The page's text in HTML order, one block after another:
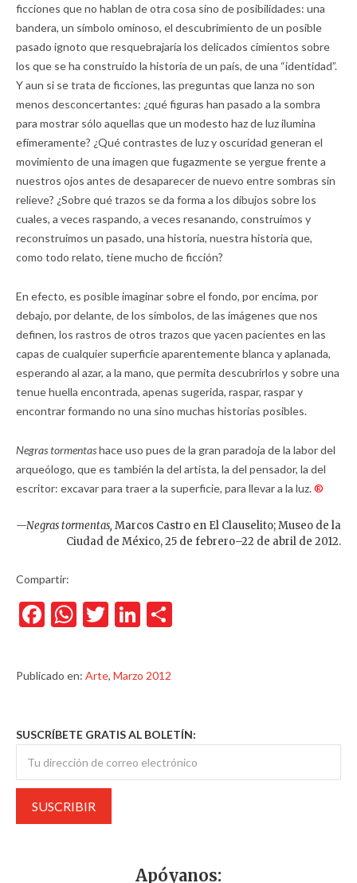
ficciones que no hablan de otra cosa sino de posibilidades: una
bandera, un símbolo ominoso, el descubrimiento de un posible
pasado ignoto que resquebrajaría los delicados cimientos sobre
los que se ha construido la historia de un país, de una “identidad”.
Y aun si se trata de ficciones, las preguntas que lanza no son
menos desconcertantes: ¿qué figuras han pasado a la sombra
para mostrar sólo aquellas que un modesto haz de luz ilumina
efímeramente? ¿Qué contrastes de luz y oscuridad generan el
movimiento de una imagen que fugazmente se yergue frente a
nuestros ojos antes de desaparecer de nuevo entre sombras sin
relieve? ¿Sobre qué trazos se da forma a los dibujos sobre los
cuales, a veces raspando, a veces resanando, construimos y
reconstruimos un pasado, una historia, nuestra historia que,
como todo relato, tiene mucho de ficción?
En efecto, es posible imaginar sobre el fondo, por encima, por
debajo, por delante, de los símbolos, de las imágenes que nos
definen, los rastros de otros trazos que yacen pacientes en las
capas de cualquier superficie aparentemente blanca y aplanada,
esperando al azar, a la mano, que permita descubrirlos y sobre una
tenue huella encontrada, apenas sugerida, raspar, raspar y
encontrar formando no una sino muchas historias posibles.
Negras tormentashace uso pues de la gran paradoja de la labor del
arqueólogo, que es también la del artista, la del pensador, la del
escritor: excavar para traer a la superficie, para llevar a la luz.®
—Negras tormentas, Marcos Castro en El Clauselito; Museo de la
Ciudad de México, 25 de febrero–22 de abril de 2012.
Compartir:
Facebook
WhatsApp
TwitterLinkedIn
Publicado en: Arte, Marzo 2012
SUSCRÍBETE GRATIS AL BOLETÍN:
Apóyanos: